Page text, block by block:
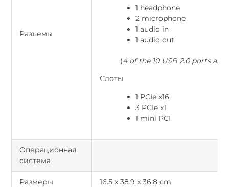
Разъемы
1 headphone
2 microphone
1 audio in
1 audio out
(4 of the 10 USB 2.0 ports are
Слоты
1 PCIe x16
3 PCIe x1
1 mini PCI
Операционная
система
Размеры 16.5 x 38.9 x 36.8 cm